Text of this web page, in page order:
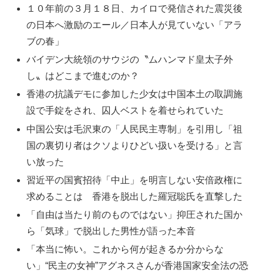
１０年前の３月１８日、カイロで発信された震災後
の日本へ激励のエール／日本人が見ていない「アラ
ブの春」
バイデン大統領のサウジの〝ムハンマド皇太子外
し〟はどこまで進むのか？
香港の抗議デモに参加した少女は中国本土の取調施
設で手錠をされ、囚人ベストを着せられていた
中国公安は毛沢東の「人民民主専制」を引用し「祖
国の裏切り者はクソよりひどい扱いを受ける」と言
い放った
習近平の国賓招待「中止」を明言しない安倍政権に
求めることは 香港を脱出した羅冠聡氏を直撃した
「自由は当たり前のものではない」抑圧された国か
ら「気球」で脱出した男性が語った本音
「本当に怖い。これから何が起きるか分からな
い」“民主の女神”アグネスさんが香港国家安全法の恐